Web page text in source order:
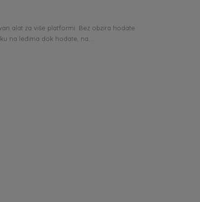
alat za više platformi. Bez obzira hodate
na leđima dok hodate, na...